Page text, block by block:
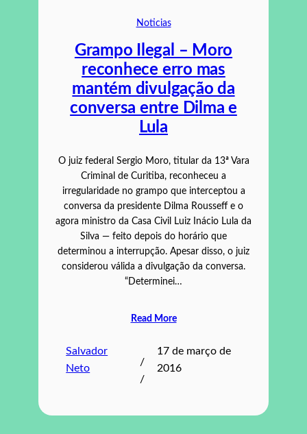
Noticias
Grampo Ilegal – Moro
reconhece erro mas
mantém divulgação da
conversa entre Dilma e
Lula
O juiz federal Sergio Moro, titular da 13ª Vara
Criminal de Curitiba, reconheceu a
irregularidade no grampo que interceptou a
conversa da presidente Dilma Rousseff e o
agora ministro da Casa Civil Luiz Inácio Lula da
Silva — feito depois do horário que
determinou a interrupção. Apesar disso, o juiz
considerou válida a divulgação da conversa.
“Determinei…
Read More
Salvador
Neto
/
/
17 de março de
2016